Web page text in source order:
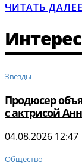
ЧИТАТЬ ДАЛЕЕ
Звезды
Продюсер
с актрисой
04.08.2026 12:47
Общество